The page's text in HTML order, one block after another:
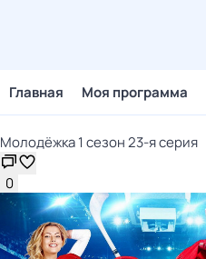
Главная Моя программа
Молодёжка 1 сезон 23-я серия
0